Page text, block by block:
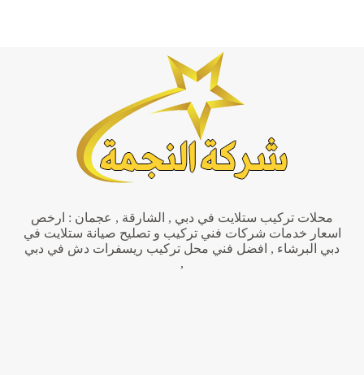
محلات تركيب ستلايت في دبي , الشارقة , عجمان : ارخص
اسعار خدمات شركات فني تركيب و تصليح صيانة ستلايت في
دبي البرشاء , افضل فني محل تركيب ريسفرات دش في دبي
,